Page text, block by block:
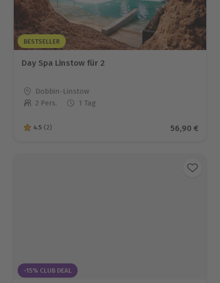
BESTSELLER
Day Spa Linstow für 2
Standort
Dobbin-Linstow
Anzahl der Teilnehmer
2 Pers. 1 Tag
4.5 von 5 Sternen basierend auf 2 Bewertungen
4.5 (2) Aktueller
56,90 €
-15% CLUB DEAL